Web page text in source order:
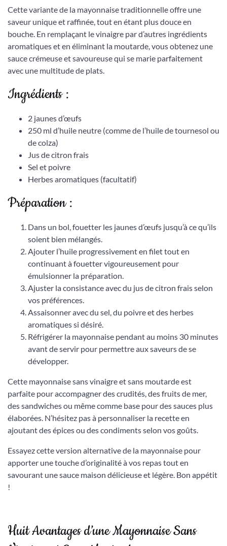
Cette variante de la mayonnaise traditionnelle offre une
saveur unique et raffinée, tout en étant plus douce en
bouche. En remplaçant le vinaigre par d’autres ingrédients
aromatiques et en éliminant la moutarde, vous obtenez une
sauce crémeuse et savoureuse qui se marie parfaitement
avec une multitude de plats.
Ingrédients :
2 jaunes d’œufs
250 ml d’huile neutre (comme de l’huile de tournesol ou
de colza)
Jus de citron frais
Sel et poivre
Herbes aromatiques (facultatif)
Préparation :
Dans un bol, fouetter les jaunes d’œufs jusqu’à ce qu’ils
soient bien mélangés.
Ajouter l’huile progressivement en filet tout en
continuant à fouetter vigoureusement pour
émulsionner la préparation.
Ajuster la consistance avec du jus de citron frais selon
vos préférences.
Assaisonner avec du sel, du poivre et des herbes
aromatiques si désiré.
Réfrigérer la mayonnaise pendant au moins 30 minutes
avant de servir pour permettre aux saveurs de se
développer.
Cette mayonnaise sans vinaigre et sans moutarde est
parfaite pour accompagner des crudités, des fruits de mer,
des sandwiches ou même comme base pour des sauces plus
élaborées. N’hésitez pas à personnaliser la recette en
ajoutant des épices ou des condiments selon vos goûts.
Essayez cette version alternative de la mayonnaise pour
apporter une touche d’originalité à vos repas tout en
savourant une sauce maison délicieuse et légère. Bon appétit
!
Huit Avantages d’une Mayonnaise Sans